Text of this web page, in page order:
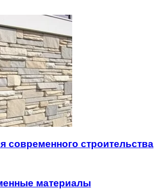
современного строительства
материалы